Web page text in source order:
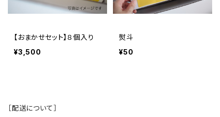
【おまかせセット】８個入り
¥3,500
熨斗
¥50
［配送について］